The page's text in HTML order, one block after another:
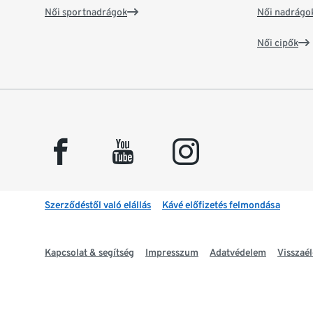
Női sportnadrágok Női
Női cipők
facebook youtube instagram
Szerződéstől való elállás Kávé előfizetés felmondása
Kapcsolat & segítség Impresszum Adatvédelem